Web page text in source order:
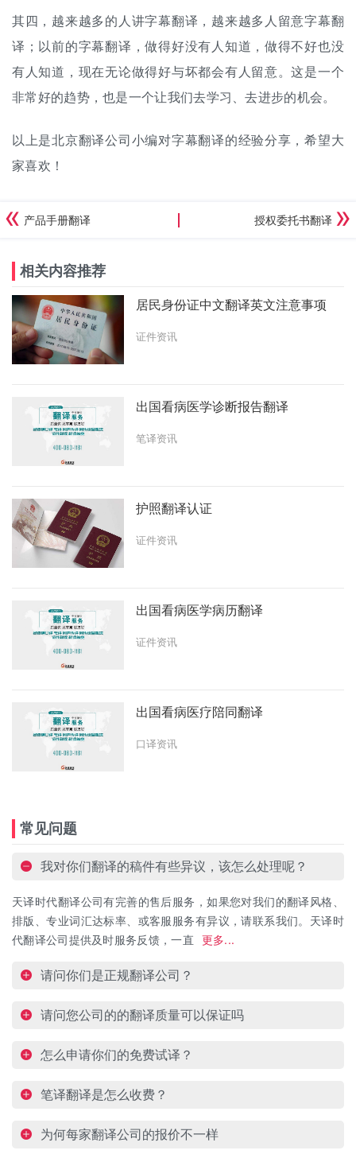
其四，越来越多的人讲字幕翻译，越来越多人留意字幕翻
译；以前的字幕翻译，做得好没有人知道，做得不好也没
有人知道，现在无论做得好与坏都会有人留意。这是一个
非常好的趋势，也是一个让我们去学习、去进步的机会。
以上是北京翻译公司小编对字幕翻译的经验分享，希望大
家喜欢！
产品手册翻译 授权委托书翻译
相关内容推荐
居民身份证中文翻译英文注意事项
证件资讯
出国看病医学诊断报告翻译
笔译资讯
护照翻译认证
证件资讯
出国看病医学病历翻译
证件资讯
出国看病医疗陪同翻译
口译资讯
常见问题
我对你们翻译的稿件有些异议，该怎么处理呢？
天译时代翻译公司有完善的售后服务，如果您对我们的翻译风格、
排版、专业词汇达标率、或客服服务有异议，请联系我们。天译时
代翻译公司提供及时服务反馈，一直
更多...
请问你们是正规翻译公司？
请问您公司的的翻译质量可以保证吗
怎么申请你们的免费试译？
笔译翻译是怎么收费？
为何每家翻译公司的报价不一样